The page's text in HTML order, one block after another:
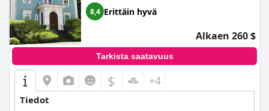
8,4 Erittäin hyvä
Alkaen 260 $
Tarkista saatavuus
$ +4
Tiedot